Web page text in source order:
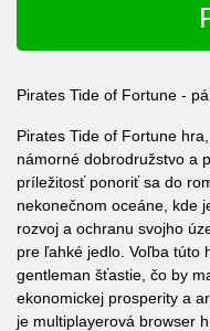
Pirates Tide of Fortune -
Pirates Tide of Fortune
námorné dobrodružstvo a
príležitosť ponoriť sa do
nekonečnom oceáne, kde
rozvoj a ochranu svojho
pre ľahké jedlo. Voľba túto
gentleman šťastie, čo by
ekonomickej prosperity a
je multiplayerová browser